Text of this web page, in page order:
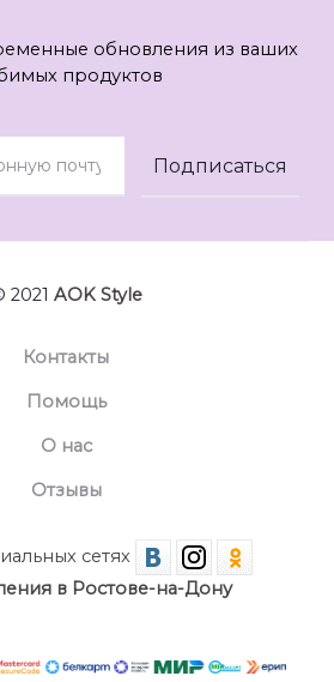
обновления из ваших
продуктов
2021 AOK Style
Контакты
Помощь
О нас
Отзывы
сетях
в Ростове-на-Дону